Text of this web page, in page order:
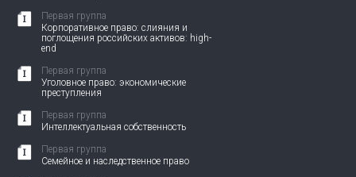
Первая группа
Корпоративное право: слияния и
поглощения российских активов: high-
end
Первая группа
Уголовное право: экономические
преступления
Первая группа
Интеллектуальная собственность
Первая группа
Семейное и наследственное право